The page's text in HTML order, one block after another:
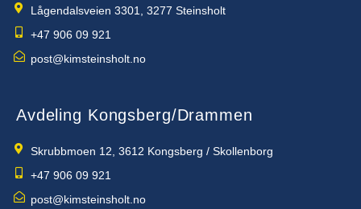
Lågendalsveien 3301, 3277 Steinsholt
+47 906 09 921
post@kimsteinsholt.no
Avdeling Kongsberg/Drammen
Skrubbmoen 12, 3612 Kongsberg / Skollenborg
+47 906 09 921
post@kimsteinsholt.no